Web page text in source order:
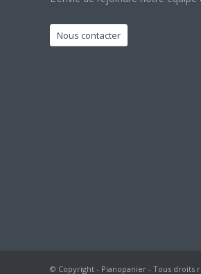
Nous contacter
© Copyright - Pianopanier - Tous droits